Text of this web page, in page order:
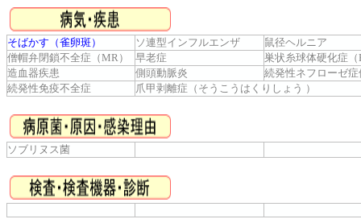
そばかす（雀卵斑） ソ連型インフルエンザ
鼠径ヘルニア
僧帽弁閉鎖不全症（MR）
早老症
巣状糸球体硬化症（
造血器疾患
側頭動脈炎
続発性ネフローゼ症
続発性免疫不全症
爪甲剥離症（そうこうはくりしょう ）
ソブリヌス菌